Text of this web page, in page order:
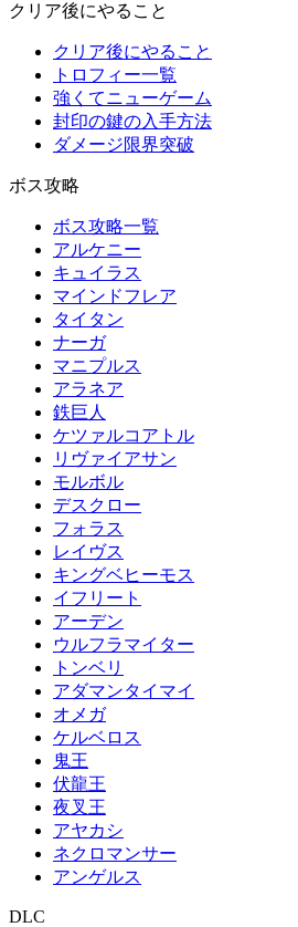
クリア後にやること
クリア後にやること
トロフィー一覧
強くてニューゲーム
封印の鍵の入手方法
ダメージ限界突破
ボス攻略
ボス攻略一覧
アルケニー
キュイラス
マインドフレア
タイタン
ナーガ
マニプルス
アラネア
鉄巨人
ケツァルコアトル
リヴァイアサン
モルボル
デスクロー
フォラス
レイヴス
キングベヒーモス
イフリート
アーデン
ウルフラマイター
トンベリ
アダマンタイマイ
オメガ
ケルベロス
鬼王
伏龍王
夜叉王
アヤカシ
ネクロマンサー
アンゲルス
DLC